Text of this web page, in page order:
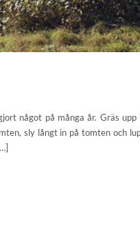
något på många år. Gräs
sly långt in på tomten och